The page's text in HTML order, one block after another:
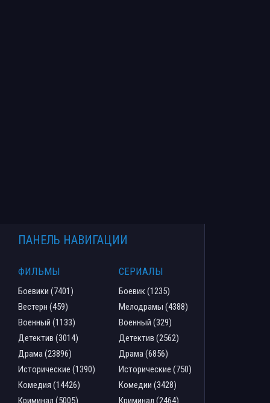
ПАНЕЛЬ НАВИГАЦИИ
ФИЛЬМЫ
Боевики (7401)
Вестерн (459)
Военный (1133)
Детектив (3014)
Драма (23896)
Исторические (1390)
Комедия (14426)
Криминал (5005)
СЕРИАЛЫ
Боевик (1235)
Мелодрамы (4388)
Военный (329)
Детектив (2562)
Драма (6856)
Исторические (750)
Комедии (3428)
Криминал (2464)